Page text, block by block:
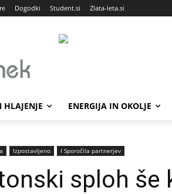
Dogodki Student.si Zlata-leta.si
HLAJENJE ENERGIJA IN OKOLJE
Izpostavljeno Ι Sporočila partnerjev
sploh še